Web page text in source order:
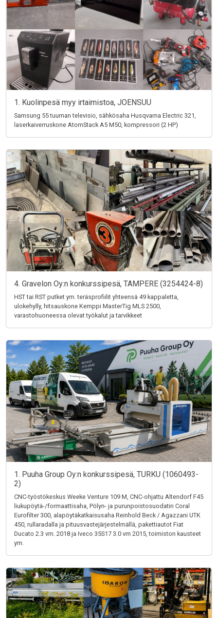
1. Kuolinpesä myy irtaimistoa, JOENSUU
Samsung 55 tuuman televisio, sähkösaha Husqvarna Electric 321,
laserkaiverruskone AtomStack A5 M50, kompressori (2 HP)
4. Gravelon Oy:n konkurssipesä, TAMPERE (3254424-8)
HST tai RST putket ym. teräsprofiilit yhteensä 49 kappaletta,
ulokehylly, hitsauskone Kemppi MasterTig MLS 2500,
varastohuoneessa olevat työkalut ja tarvikkeet
1. Puuha Group Oy:n konkurssipesä, TURKU (1060493-
2)
CNC-työstökeskus Weeke Venture 109 M, CNC-ohjattu Altendorf F45
liukupöytä-/formaattisaha, Pölyn- ja purunpoistosuodatin Coral
Eurofilter 300, alapöytäkatkaisusaha Reinhold Beck / Agazzani UTK
450, rullaradalla ja pituusvastejärjestelmällä, pakettiautot Fiat
Ducato 2.3 vm. 2018 ja Iveco 35S17 3.0 vm 2015, toimiston kausteet
ym.